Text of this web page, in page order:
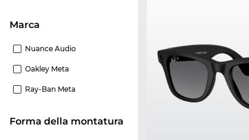
Marca
Nuance Audio
Oakley Meta
Ray-Ban Meta
forma della montatura